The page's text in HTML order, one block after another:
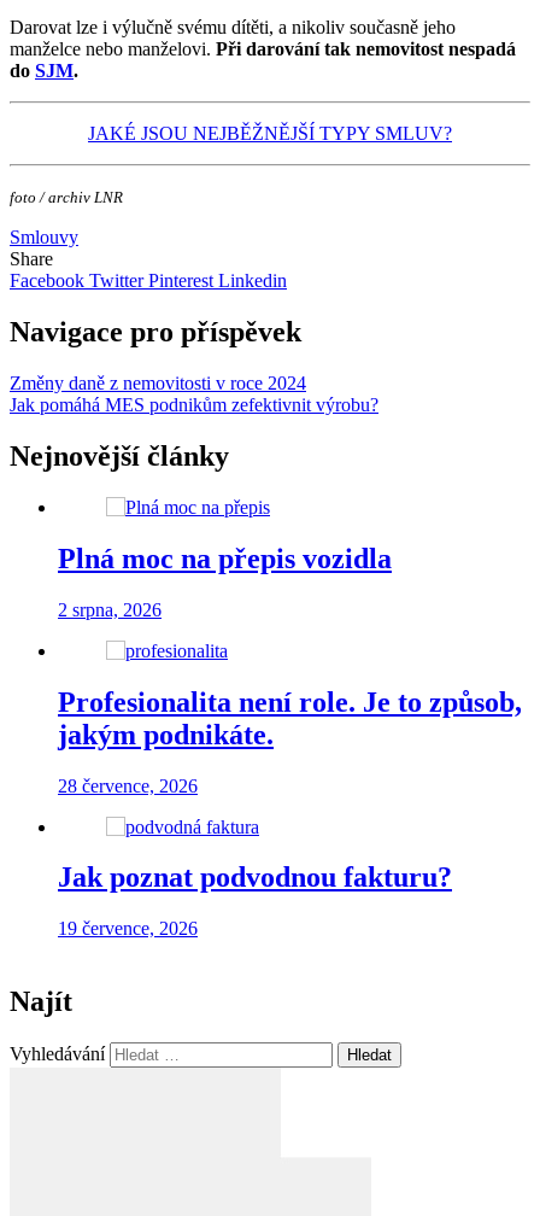
Darovat lze i výlučně svému dítěti, a nikoliv současně jeho
manželce nebo manželovi. Při darování tak nemovitost nespadá
do SJM.
JAKÉ JSOU NEJBĚŽNĚJŠÍ TYPY SMLUV?
foto / archiv LNR
Smlouvy
Share
Facebook TwitterPinterest Linkedin
Navigace pro příspěvek
Změny daně z nemovitosti v roce 2024
Jak pomáhá MES podnikům zefektivnit výrobu?
Nejnovější články
Plná moc na přepis vozidla
2 srpna, 2026
Profesionalita není role. Je to způsob,
jakým podnikáte.
28 července, 2026
Jak poznat podvodnou fakturu?
19 července, 2026
Najít
Vyhledávání